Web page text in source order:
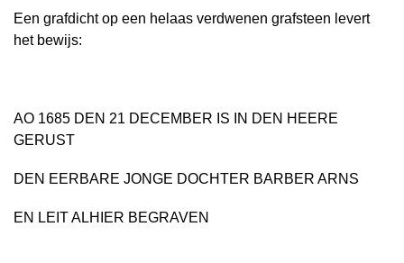
Een grafdicht op een helaas verdwenen grafsteen levert
het bewijs:
AO 1685 DEN 21 DECEMBER IS IN DEN HEERE
GERUST
DEN EERBARE JONGE DOCHTER BARBER ARNS
EN LEIT ALHIER BEGRAVEN